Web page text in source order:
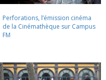
Perforations, l’émission cinéma
de la Cinémathèque sur Campus
FM